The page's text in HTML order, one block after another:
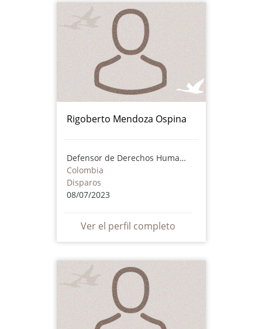
Rigoberto Mendoza Ospina
Defensor de Derechos Humanos
Colombia
Disparos
08/07/2023
Ver el perfil completo